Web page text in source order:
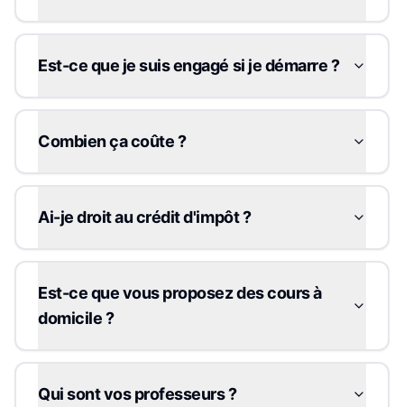
Est-ce que je suis engagé si je démarre ?
Combien ça coûte ?
Ai-je droit au crédit d'impôt ?
Est-ce que vous proposez des cours à
domicile ?
Qui sont vos professeurs ?